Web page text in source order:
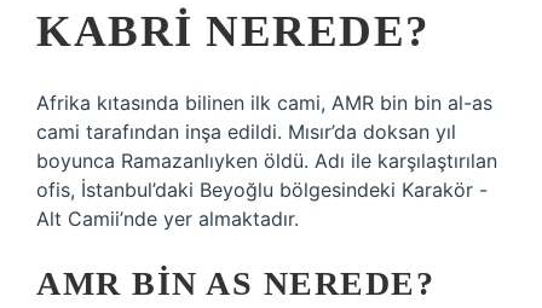
KABRI NEREDE?
Afrika kıtasında bilinen ilk cami, AMR bin bin al-as
cami tarafından inşa edildi. Mısır’da doksan yıl
boyunca Ramazanlıyken öldü. Adı ile karşılaştırılan
ofis, İstanbul’daki Beyoğlu bölgesindeki Karakör -
Alt Camii’nde yer almaktadır.
AMR BIN AS NEREDE?